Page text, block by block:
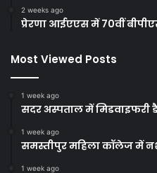
2 weeks ago
प्रेरणा आईएएस में 70वीं
Most Viewed Posts
1 week ago
सदर अस्पताल में मिडवाइफरी
1 week ago
समस्तीपुर महिला कॉलेज में
1 week ago